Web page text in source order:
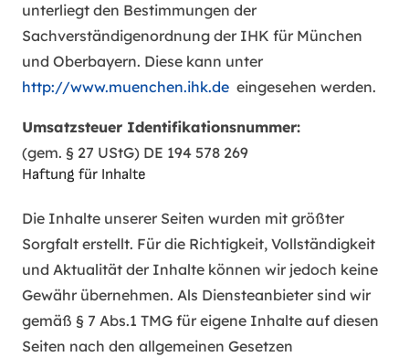
unterliegt den Bestimmungen der
Sachverständigenordnung der IHK für München
und Oberbayern. Diese kann unter
http://www.muenchen.ihk.de eingesehen werden.
Umsatzsteuer Identifikationsnummer:
(gem. § 27 UStG) DE 194 578 269
Haftung für Inhalte
Die Inhalte unserer Seiten wurden mit größter
Sorgfalt erstellt. Für die Richtigkeit, Vollständigkeit
und Aktualität der Inhalte können wir jedoch keine
Gewähr übernehmen. Als Diensteanbieter sind wir
gemäß § 7 Abs.1 TMG für eigene Inhalte auf diesen
Seiten nach den allgemeinen Gesetzen